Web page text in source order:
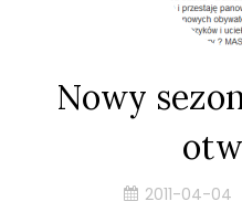
Nowy
2011-04-04